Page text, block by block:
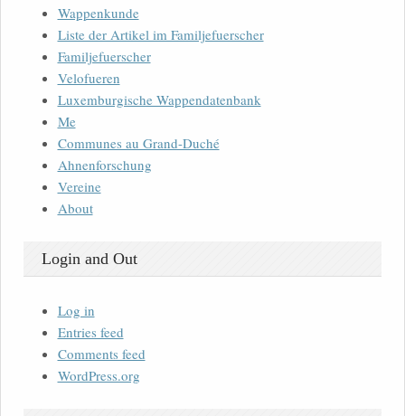
Wappenkunde
Liste der Artikel im Familjefuerscher
Familjefuerscher
Velofueren
Luxemburgische Wappendatenbank
Me
Communes au Grand-Duché
Ahnenforschung
Vereine
About
Login and Out
Log in
Entries feed
Comments feed
WordPress.org